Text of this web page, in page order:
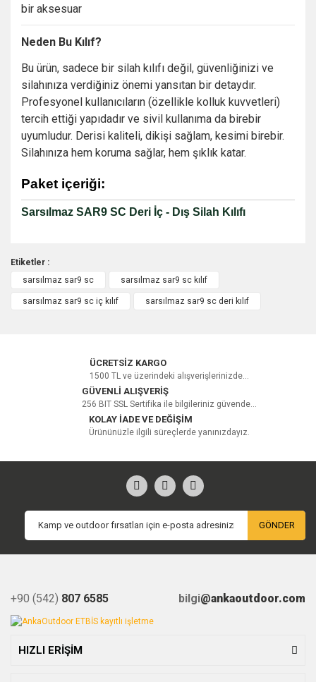
bir aksesuar
Neden Bu Kılıf?
Bu ürün, sadece bir silah kılıfı değil, güvenliğinizi ve
silahınıza verdiğiniz önemi yansıtan bir detaydır.
Profesyonel kullanıcıların (özellikle kolluk kuvvetleri)
tercih ettiği yapıdadır ve sivil kullanıma da birebir
uyumludur. Derisi kaliteli, dikişi sağlam, kesimi birebir.
Silahınıza hem koruma sağlar, hem şıklık katar.
Paket içeriği:
Sarsılmaz SAR9 SC Deri İç - Dış Silah Kılıfı
Bu ürüne ilk yorumu siz yapın!
Etiketler :
sarsılmaz sar9 sc
sarsılmaz sar9 sc kılıf
sarsılmaz sar9 sc iç kılıf sarsılmaz sar9 sc deri kılıf
ÜCRETSİZ KARGO
1500 TL ve üzerindeki alışverişlerinizde...
GÜVENLİ ALIŞVERİŞ
256 BIT SSL Sertifika ile bilgileriniz güvende...
KOLAY İADE VE DEĞİŞİM
Ürününüzle ilgili süreçlerde yanınızdayız.
GÖNDER
+90 (542) 807 6585 bilgi@ankaoutdoor.com
HIZLI ERİŞİM